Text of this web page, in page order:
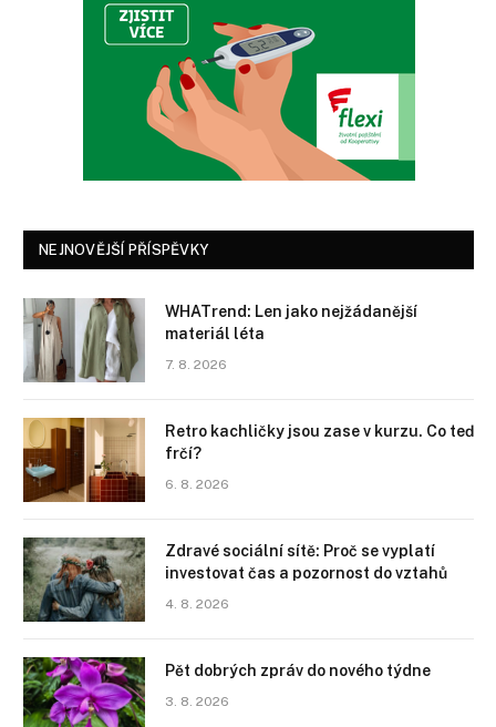
NEJNOVĚJŠÍ PŘÍSPĚVKY
WHATrend: Len jako nejžádanější
materiál léta
7. 8. 2026
Retro kachličky jsou zase v kurzu. Co teď
frčí?
6. 8. 2026
Zdravé sociální sítě: Proč se vyplatí
investovat čas a pozornost do vztahů
4. 8. 2026
Pět dobrých zpráv do nového týdne
3. 8. 2026